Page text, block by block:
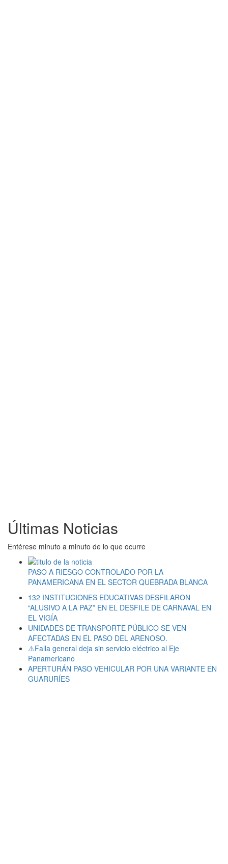
Últimas Noticias
Entérese minuto a minuto de lo que ocurre
PASO A RIESGO CONTROLADO POR LA
PANAMERICANA EN EL SECTOR QUEBRADA BLANCA
132 INSTITUCIONES EDUCATIVAS DESFILARON
“ALUSIVO A LA PAZ” EN EL DESFILE DE CARNAVAL EN
EL VIGÍA
UNIDADES DE TRANSPORTE PÚBLICO SE VEN
AFECTADAS EN EL PASO DEL ARENOSO.
⚠️Falla general deja sin servicio eléctrico al Eje
Panamericano
APERTURÁN PASO VEHICULAR POR UNA VARIANTE EN
GUARURÍES